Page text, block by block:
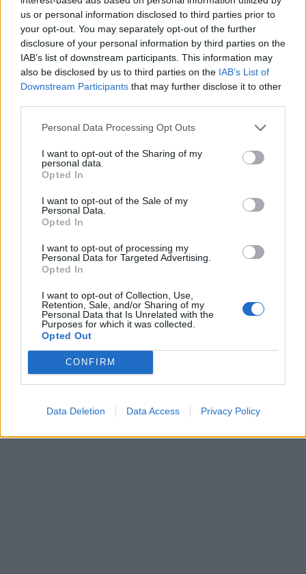
us or personal information disclosed to third parties prior to
your opt-out. You may separately opt-out of the further
disclosure of your personal information by third parties on the
IAB’s list of downstream participants. This information may
also be disclosed by us to third parties on the IAB’s List of
Downstream Participants that may further disclose it to other
Personal Data Processing Opt Outs
I want to opt-out of the Sharing of my
personal data.
Opted In
I want to opt-out of the Sale of my
Personal Data.
Opted In
I want to opt-out of processing my
Personal Data for Targeted Advertising.
Opted In
I want to opt-out of Collection, Use,
Retention, Sale, and/or Sharing of my
Personal Data that Is Unrelated with the
Purposes for which it was collected.
Opted Out
CONFIRM
Data Deletion Data Access Privacy Policy
καρδιά, αρθρώσεις και μυαλό
ΕΙΔΗΣΕΙΣ 08 Αυγούστου 2026 16:54
ευχαρίστησε το Μποδοσάκειο
08 Αυγούστου 2026 15:01
Το φαρμακείο των διακοπών: Τι να πάρετε μαζί σας